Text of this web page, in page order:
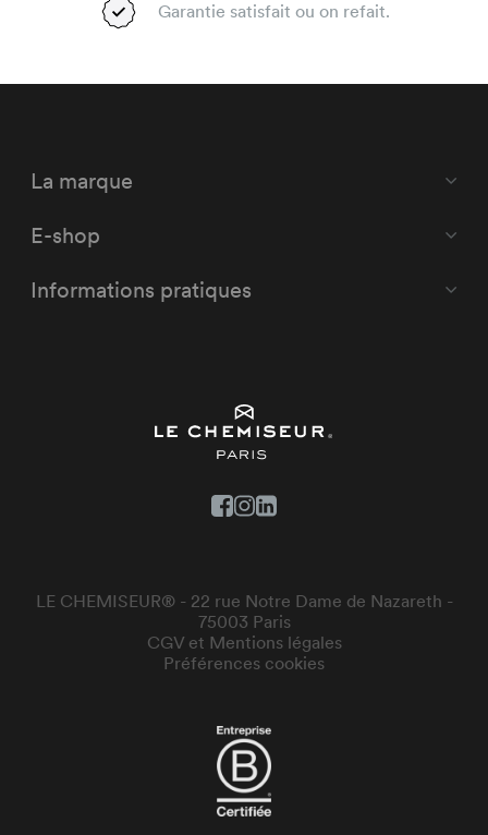
Garantie satisfait ou on refait.
La marque
E-shop
Informations pratiques
LE CHEMISEUR® - 22 rue Notre Dame de Nazareth -
75003 Paris
CGV et Mentions légales
Préférences cookies